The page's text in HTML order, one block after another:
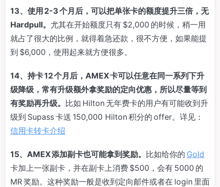
13、使用 2-3 个月后，可以把单张卡的额度提升三倍，无
Hardpull。 尤其在开始额度只有 $2,000 的时候，稍一用
就占了很大的比例，就得着急还款，很不方便，如果能提
到 $6,000，使用起来就方便很多。
14、持卡 12 个月后，AMEX 卡可以任意在同一系列下升
级降级，常有升级额外拿奖励的定向优惠，所以尽量等到
有奖励再升级。 比如 Hilton 无年费卡的用户有可能收到升
级到 Supass 卡送 150,000 Hilton 积分的 offer。详见：
信用卡转卡介绍
15、AMEX 添加副卡也可能拿到奖励。 比如给你的 Gold
卡加上一张副卡，并在副卡上消费 $500，会有 5000 的
MR 奖励。这种奖励一般是收到定向邮件或者在 login 里面